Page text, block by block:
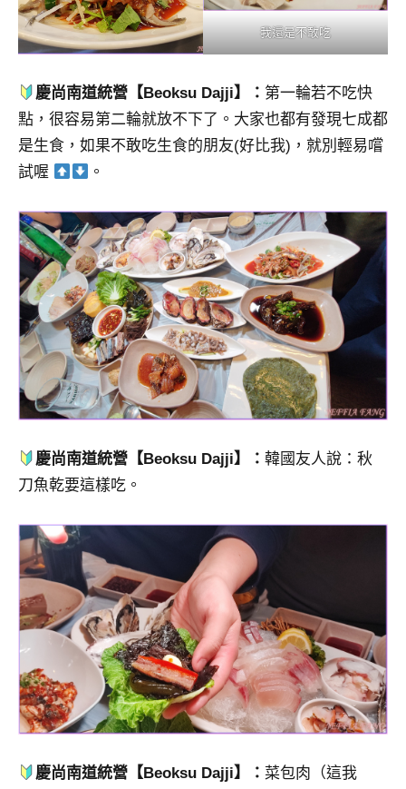
我還是不敢吃
慶尚南道統營【Beoksu Dajji】： 第一輪若不吃快
點，很容易第二輪就放不下了。大家也都有發現七成都
是生食，如果不敢吃生食的朋友(好比我)，就別輕易嚐
試喔
。
慶尚南道統營【Beoksu Dajji】：韓國友人說：秋
刀魚乾要這樣吃。
慶尚南道統營【Beoksu Dajji】： 菜包肉（這我